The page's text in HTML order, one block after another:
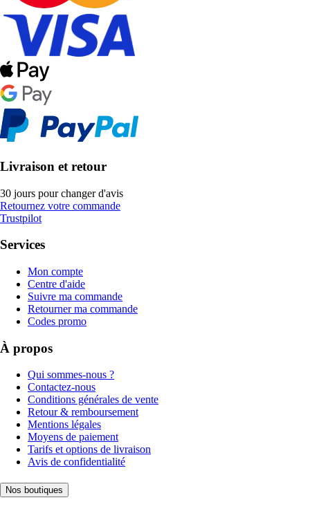
Livraison et retour
30 jours pour changer d'avis
Retournez votre commande
Trustpilot
Services
Mon compte
Centre d'aide
Suivre ma commande
Retourner ma commande
Codes promo
À propos
Qui sommes-nous ?
Contactez-nous
Conditions générales de vente
Retour & remboursement
Mentions légales
Moyens de paiement
Tarifs et options de livraison
Avis de confidentialité
Nos boutiques